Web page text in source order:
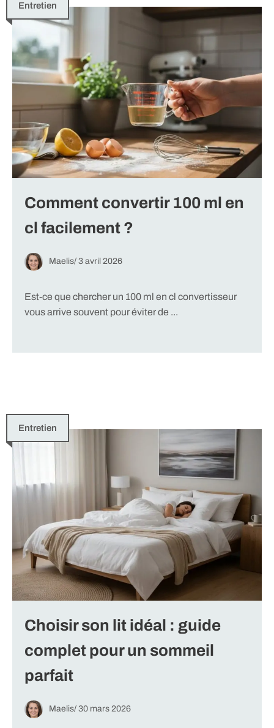
Entretien
Comment convertir 100 ml en
cl facilement ?
Maelis/ 3 avril 2026
Est-ce que chercher un 100 ml en cl convertisseur
vous arrive souvent pour éviter de ...
Entretien
Choisir son lit idéal : guide
complet pour un sommeil
parfait
Maelis/ 30 mars 2026